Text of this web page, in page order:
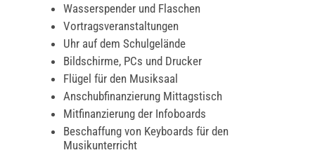
Wasserspender und Flaschen
Vortragsveranstaltungen
Uhr auf dem Schulgelände
Bildschirme, PCs und Drucker
Flügel für den Musiksaal
Anschubfinanzierung Mittagstisch
Mitfinanzierung der Infoboards
Beschaffung von Keyboards für den
Musikunterricht